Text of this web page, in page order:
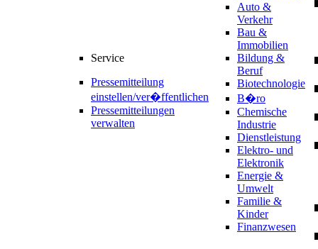
Service
Pressemitteilung
einstellen/ver�ffentlichen
Pressemitteilungen
verwalten
Auto &
Verkehr
Bau &
Immobilien
Bildung &
Beruf
Biotechnologie
B�ro
Chemische
Industrie
Dienstleistung
Elektro- und
Elektronik
Energie &
Umwelt
Familie &
Kinder
Finanzwesen